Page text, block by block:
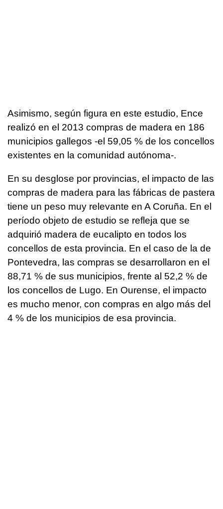
Asimismo, según figura en este estudio, Ence
realizó en el 2013 compras de madera en 186
municipios gallegos -el 59,05 % de los concellos
existentes en la comunidad autónoma-.
En su desglose por provincias, el impacto de las
compras de madera para las fábricas de pastera
tiene un peso muy relevante en A Coruña. En el
período objeto de estudio se refleja que se
adquirió madera de eucalipto en todos los
concellos de esta provincia. En el caso de la de
Pontevedra, las compras se desarrollaron en el
88,71 % de sus municipios, frente al 52,2 % de
los concellos de Lugo. En Ourense, el impacto
es mucho menor, con compras en algo más del
4 % de los municipios de esa provincia.